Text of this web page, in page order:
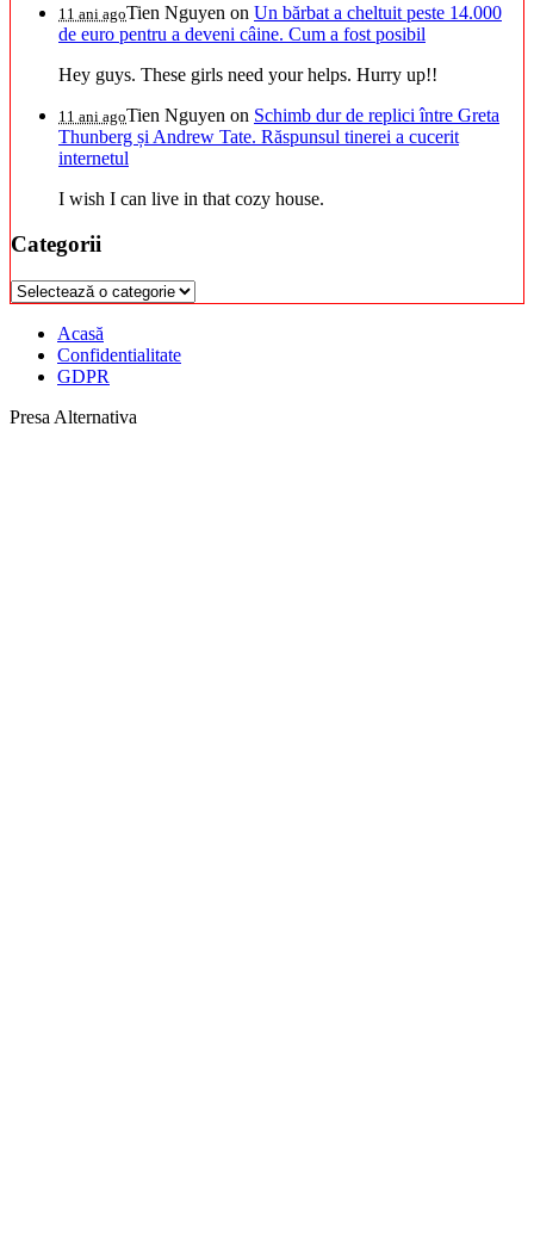
11 ani agoTien Nguyen on Un bărbat a cheltuit peste 14.000
de euro pentru a deveni câine. Cum a fost posibil
Hey guys. These girls need your helps. Hurry up!!
11 ani agoTien Nguyen on Schimb dur de replici între Greta
Thunberg și Andrew Tate. Răspunsul tinerei a cucerit
internetul
I wish I can live in that cozy house.
Categorii
Categorii
Acasă
Confidentialitate
GDPR
Presa Alternativa